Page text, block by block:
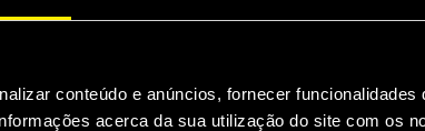
conteúdo e anúncios, fornecer
acerca da sua utilização do site com os